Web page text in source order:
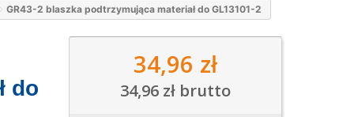
GR43-2 blaszka podtrzymująca materiał do GL13101-2
do
34,96 zł
34,96 zł brutto